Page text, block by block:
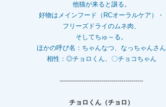
他猫が来ると譲る。
好物はメインフード（RCオーラルケア）・
フリーズドライのムネ肉、
そしてちゅ～る。
ほかの呼び名：ちゃんなつ、なっちゃんさん
相性：◎チョロくん、〇チョコちゃん
------------------------------------------
チョロくん（チョロ）